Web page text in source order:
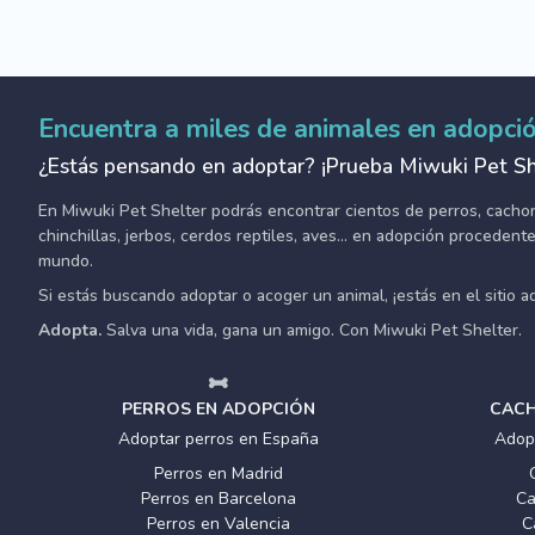
Encuentra a miles de animales en
¿Estás pensando en adoptar? ¡Prueba Miwuki Pet
En Miwuki Pet Shelter podrás encontrar cientos de perros,
chinchillas, jerbos, cerdos reptiles, aves... en adopción
mundo.
Si estás buscando adoptar o acoger un animal, ¡estás en el sitio
Adopta. Salva una vida, gana un amigo. Con Miwuki Pet Shelter.
PERROS EN ADOPCIÓN
Adoptar perros en España
Perros en Madrid
Perros en Barcelona
Perros en Valencia